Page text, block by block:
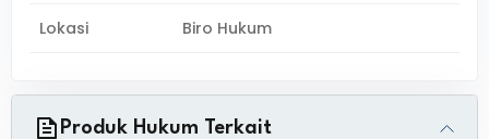
Lokasi Biro Hukum
Produk Hukum Terkait